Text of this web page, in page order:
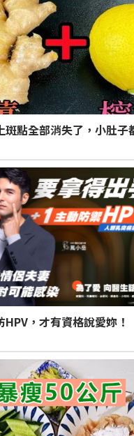
斑點全部消失了，小肚子
，才有資格說愛妳！